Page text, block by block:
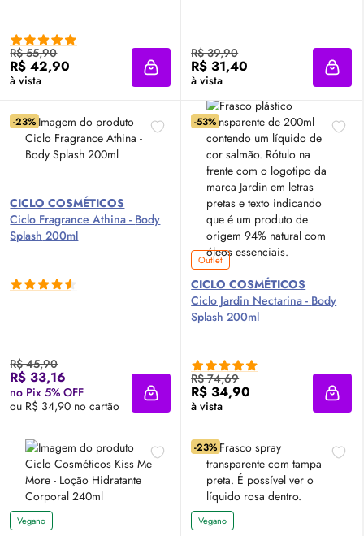
R$ 55,90
R$ 42,90
à vista Adicionar à sacola
R$ 39,90
R$ 31,40
à vista
-23%
CICLO COSMÉTICOS
Ciclo Fragrance Athina - Body
Splash 200ml
R$ 45,90
R$ 33,16
no Pix 5% OFF
ou R$ 34,90 no cartão
Adicionar à sacola
-53%
Outlet
CICLO COSMÉTICOS
Ciclo Jardin Nectarina - Body
Splash 200ml
R$ 74,69
R$ 34,90
à vista
Vegano
-23%
Vegano